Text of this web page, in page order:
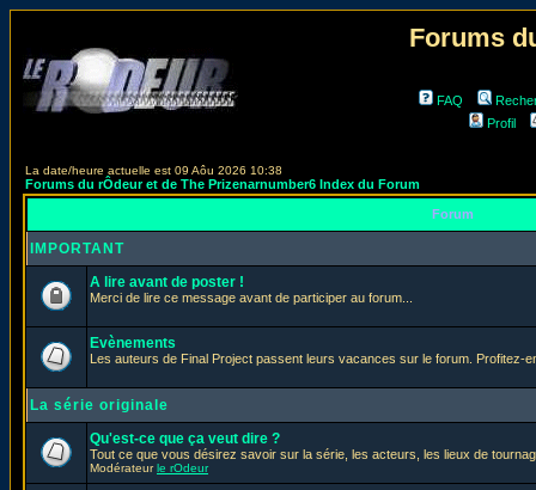
Forums
FAQ
Profil
La date/heure actuelle est 09 Aôu 2026 10:38
Forums du rÔdeur et de The Prizenarnumber6 Index du Forum
Forum
IMPORTANT
A lire avant de poster !
Merci de lire ce message avant de participer au forum...
Evènements
Les auteurs de Final Project passent leurs vacances sur le forum. Profitez-
La série originale
Qu'est-ce que ça veut dire ?
Tout ce que vous désirez savoir sur la série, les acteurs, les lieux de
Modérateurle rOdeur